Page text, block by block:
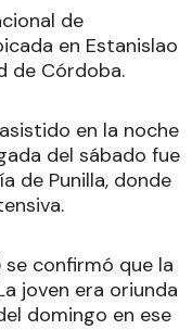
de
en Estanislao
de Córdoba.
en la noche
del sábado fue
de Punilla, donde
confirmó que la
joven era oriunda
domingo en ese